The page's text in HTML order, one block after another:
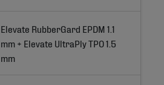
Elevate RubberGard EPDM 1.1
mm + Elevate UltraPly TPO 1.5
mm